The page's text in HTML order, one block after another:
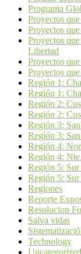
Programa
Proyectos
Proyectos
Proyectos
Libertad
Proyectos
Proyectos
Región 1:
Región 1:
Región 2:
Región 2:
Región 3:
Región 3:
Región 4:
Región 4:
Región 5:
Región 5:
Regiones
Reporte
Resolucion
Salva vidas
Technology